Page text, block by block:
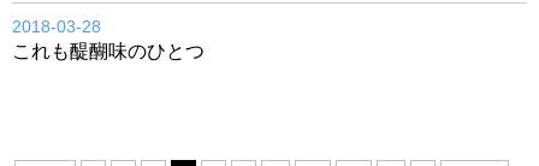
2018-03-28
これも醍醐味のひとつ